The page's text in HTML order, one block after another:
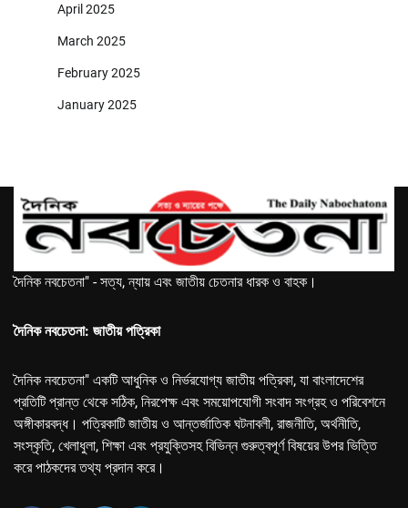
April 2025
March 2025
February 2025
January 2025
দৈনিক নবচেতনা" - সত্য, ন্যায় এবং জাতীয় চেতনার ধারক ও বাহক।
দৈনিক নবচেতনা: জাতীয় পত্রিকা
দৈনিক নবচেতনা" একটি আধুনিক ও নির্ভরযোগ্য জাতীয় পত্রিকা, যা বাংলাদেশের
প্রতিটি প্রান্ত থেকে সঠিক, নিরপেক্ষ এবং সময়োপযোগী সংবাদ সংগ্রহ ও পরিবেশনে
অঙ্গীকারবদ্ধ। পত্রিকাটি জাতীয় ও আন্তর্জাতিক ঘটনাবলী, রাজনীতি, অর্থনীতি,
সংস্কৃতি, খেলাধুলা, শিক্ষা এবং প্রযুক্তিসহ বিভিন্ন গুরুত্বপূর্ণ বিষয়ের উপর ভিত্তি
করে পাঠকদের তথ্য প্রদান করে।